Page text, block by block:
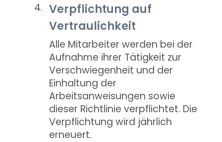
Verpflichtung auf
Vertraulichkeit
Alle Mitarbeiter werden bei der
Aufnahme ihrer Tätigkeit zur
Verschwiegenheit und der
Einhaltung der
Arbeitsanweisungen sowie
dieser Richtlinie verpflichtet. Die
Verpflichtung wird jährlich
erneuert.